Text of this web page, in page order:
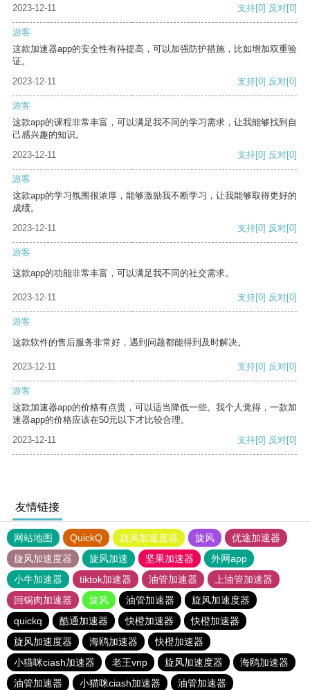
2023-12-11 支持[0] 反对[0]
游客
这款加速器app的安全性有待提高，可以加强防护措施，比如增加双重验
证。
2023-12-11
支持[0] 反对[0]
游客
这款app的课程非常丰富，可以满足我不同的学习需求，让我能够找到自
己感兴趣的知识。
2023-12-11
支持[0] 反对[0]
游客
这款app的学习氛围很浓厚，能够激励我不断学习，让我能够取得更好的
成绩。
2023-12-11
支持[0] 反对[0]
游客
这款app的功能非常丰富，可以满足我不同的社交需求。
2023-12-11 支持[0] 反对[0]
游客
这款软件的售后服务非常好，遇到问题都能得到及时解决。
2023-12-11 支持[0] 反对[0]
游客
这款加速器app的价格有点贵，可以适当降低一些。我个人觉得，一款加
速器app的价格应该在50元以下才比较合理。
2023-12-11
支持[0] 反对[0]
友情链接
网站地图 QuickQ 旋风加速度器 旋风
优途加速器
旋风加速度器
旋风加速 坚果加速器
外网app
小牛加速器
tiktok加速器 油管加速器
上油管加速器
回锅肉加速器
旋风 油管加速器
旋风加速度器
quickq
酷通加速器 快橙加速器
快橙加速器
旋风加速度器
海鸥加速器
快橙加速器
小猫咪ciash加速器
老王vnp 旋风加速度器
海鸥加速器
油管加速器
小猫咪ciash加速器 油管加速器